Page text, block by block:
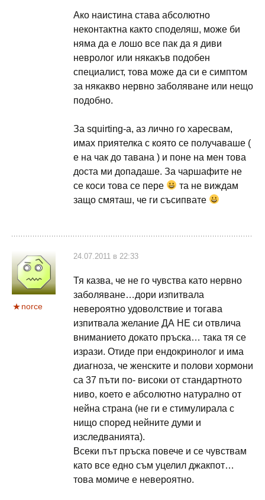
Ако наистина става абсолютно
неконтактна както споделяш, може би
няма да е лошо все пак да я диви
невролог или някакъв подобен
специалист, това може да си е симптом
за някакво нервно заболяване или нещо
подобно.
За squirting-a, аз лично го харесвам,
имах приятелка с която се получаваше (
е на чак до тавана ) и поне на мен това
доста ми допадаше. За чаршафите не
се коси това се пере
та не виждам
защо смяташ, че ги съсипвате
norce
24.07.2011 в 22:33
Тя казва, че не го чувства като нервно
заболяване…дори изпитвала
невероятно удоволствие и тогава
изпитвала желание ДА НЕ си отвлича
вниманието докато пръска… така тя се
изрази. Отиде при ендокринолог и има
диагноза, че женските и полови хормони
са 37 пъти по- високи от стандартното
ниво, което е абсолютно натурално от
нейна страна (не ги е стимулирала с
нищо според нейните думи и
изследванията).
Всеки път пръска повече и се чувствам
като все едно съм уцелил джакпот…
това момиче е невероятно.